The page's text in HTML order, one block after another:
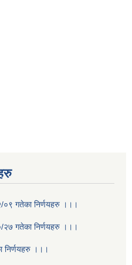
०९ गतेका निर्णयहरु ।।।
२७ गतेका निर्णयहरु ।।।
निर्णयहरु ।।।